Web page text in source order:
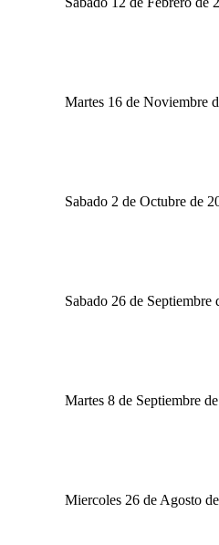
Martes 16 de Noviembre
Sabado 2 de Octubre de
Sabado 26 de Septiembre
Martes 8 de Septiembre
Miercoles 26 de Agosto